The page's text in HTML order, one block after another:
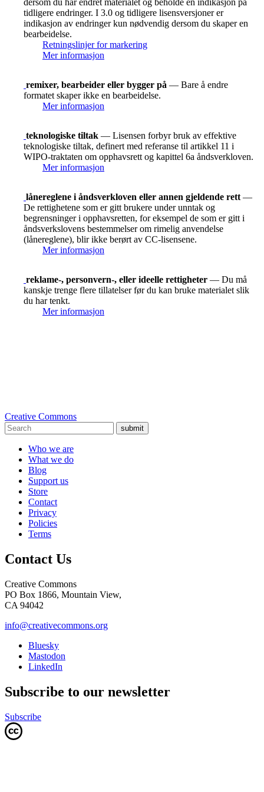
dersom du har endret materialet og beholde en indikasjon på
tidligere endringer. I 3.0 og tidligere lisensversjoner er
indikasjon av endringer kun nødvendig dersom du skaper en
bearbeidelse.
Retningslinjer for markering
Mer informasjon
remixer, bearbeider eller bygger på — Bare å endre
formatet skaper ikke en bearbeidelse.
Mer informasjon
teknologiske tiltak — Lisensen forbyr bruk av effektive
teknologiske tiltak, definert med referanse til artikkel 11 i
WIPO-traktaten om opphavsrett og kapittel 6a åndsverkloven.
Mer informasjon
lånereglene i åndsverkloven eller annen gjeldende rett —
De rettighetene som er gitt brukere under unntak og
begrensninger i opphavsretten, for eksempel de som er gitt i
åndsverkslovens bestemmelser om rimelig anvendelse
(lånereglene), blir ikke berørt av CC-lisensene.
Mer informasjon
reklame-, personvern-, eller ideelle rettigheter — Du må
kanskje trenge flere tillatelser før du kan bruke materialet slik
du har tenkt.
Mer informasjon
Creative Commons
submit
Who we are
What we do
Blog
Support us
Store
Contact
Privacy
Policies
Terms
Contact Us
Creative Commons
PO Box 1866, Mountain View,
CA 94042
info@creativecommons.org
Bluesky
Mastodon
LinkedIn
Subscribe to our newsletter
Subscribe